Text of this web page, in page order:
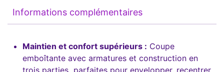
Informations complémentaires
Maintien et confort supérieurs : Coupe
emboîtante avec armatures et construction en
trois parties parfaites pour envelopper, recentrer